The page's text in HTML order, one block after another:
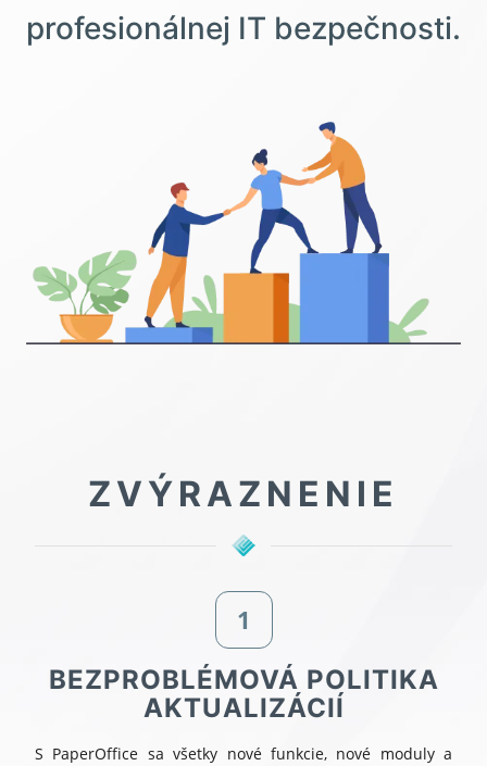
profesionálnej IT bezpečnosti.
ZVÝRAZNENIE
1
BEZPROBLÉMOVÁ POLITIKA
AKTUALIZÁCIÍ
S PaperOffice sa všetky nové funkcie, nové moduly a